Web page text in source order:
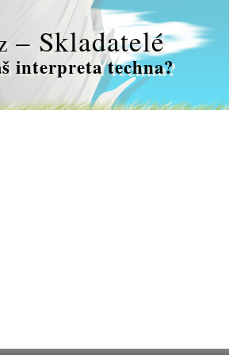
– Skladatelé
interpreta techna?